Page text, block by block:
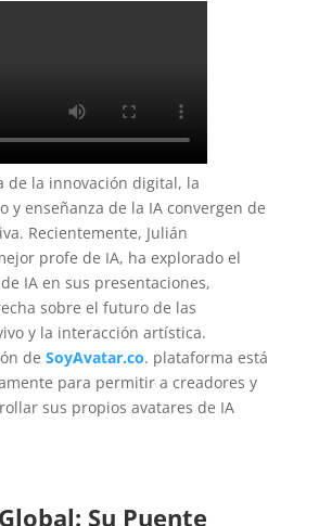
de la innovación digital, la
y enseñanza de la IA convergen de
Recientemente, Julián
profe de IA, ha explorado el
IA en sus presentaciones,
sobre el futuro de las
y la interacción artística.
de SoyAvatar.co. plataforma está
para permitir a creadores y
sus propios avatares de IA
Su Puente